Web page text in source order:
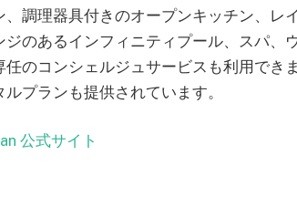
、調理器具付きのオープンキッチン、レ
ジのあるインフィニティプール、スパ、
任のコンシェルジュサービスも利用でき
プランも提供されています。
公式サイト